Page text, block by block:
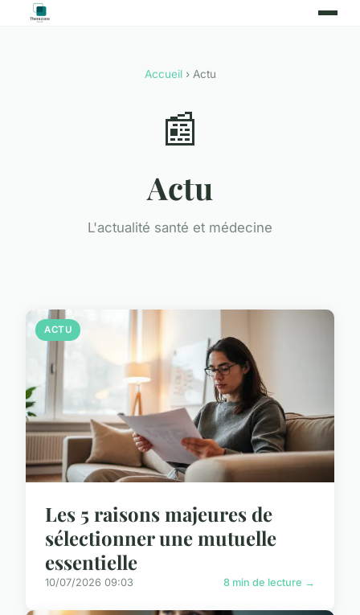
Accueil› Actu
📰
Actu
L'actualité santé et médecine
ACTU
Les 5 raisons majeures de
sélectionner une mutuelle
essentielle
10/07/2026 09:03 8 min de lecture →